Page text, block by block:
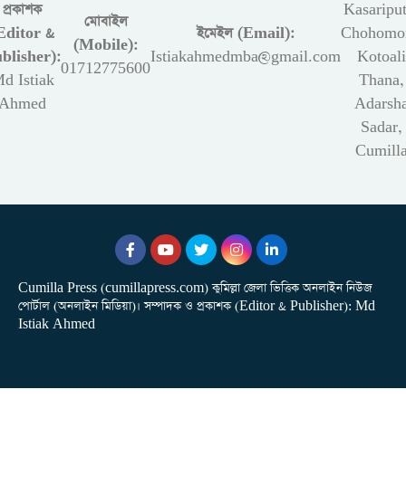
প্রকাশক
&
Istiak
মোবাইল
(Mobile):
01712775600
ইমেইল (Email):
Istiakahmedmba@gmail.com
Kotoali
Thana,
Sadar,
Cumilla Press (cumillapress.com) কুমিল্লা জেলা ভিত্তিক অনলাইন নিউজ
পোর্টাল (অনলাইন মিডিয়া)। সম্পাদক ও প্রকাশক (Editor & Publisher): Md
Istiak Ahmed